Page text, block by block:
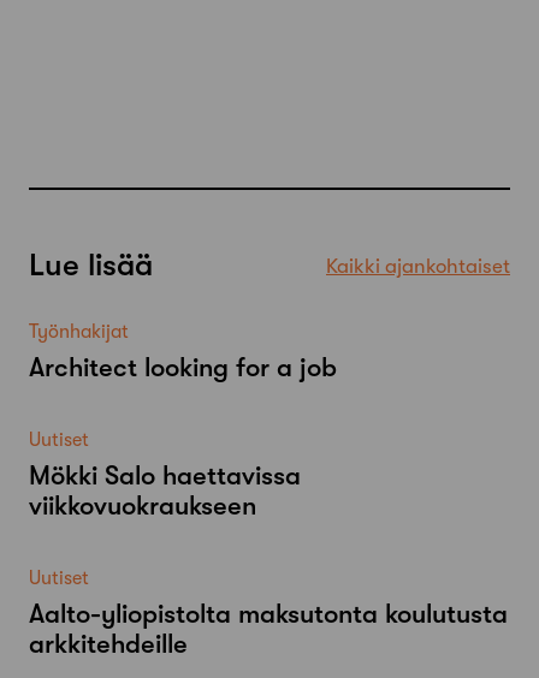
Lue lisää Kaikki ajankohtaiset
Työnhakijat
Architect looking for a job
Uutiset
Mökki Salo haettavissa
viikkovuokraukseen
Uutiset
Aalto-​yliopistolta maksutonta koulutusta
arkkitehdeille